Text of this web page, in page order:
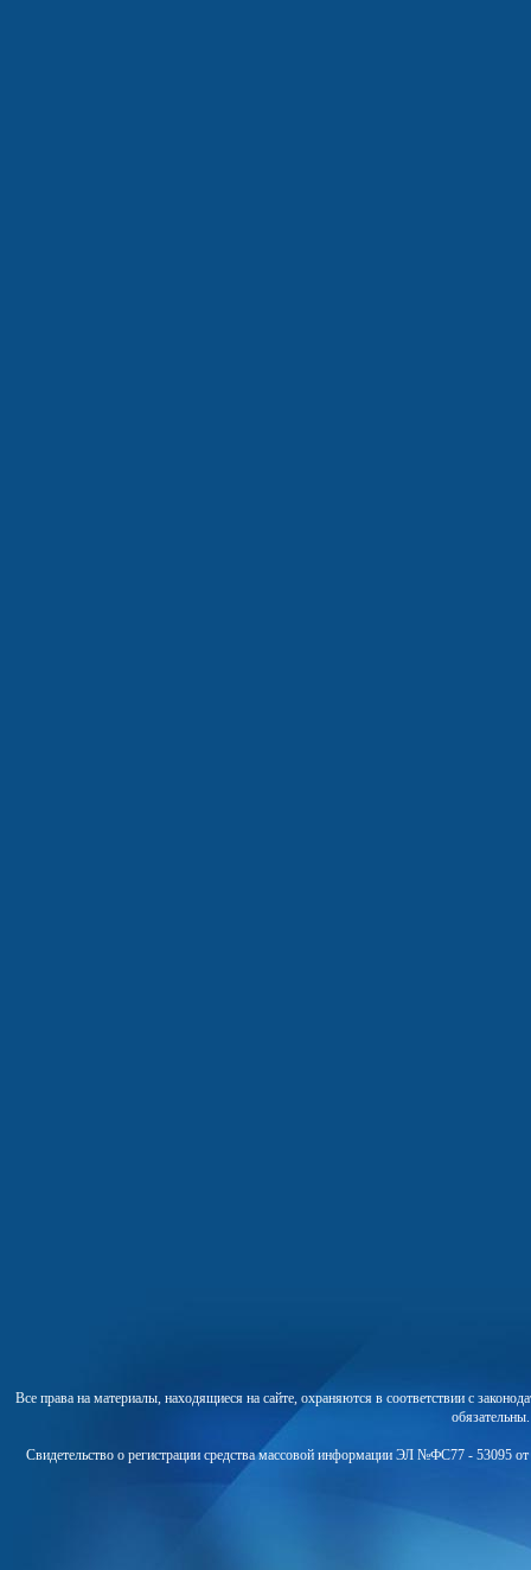
Все права на материалы, находящиеся на сайте, охраняются в соответствии с
Свидетельство о регистрации средства массовой информации ЭЛ №ФС77 - 53095